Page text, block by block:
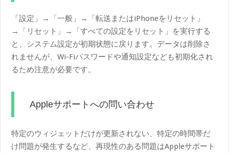
「設定」→「一般」→「転送またはiPhoneをリセット」
→「リセット」→「すべての設定をリセット」を実行する
と、システム設定が初期状態に戻ります。データは削除さ
れませんが、Wi-Fiパスワードや通知設定なども初期化され
るため注意が必要です。
Appleサポートへの問い合わせ
特定のウィジェットだけが更新されない、特定の時間帯だ
け問題が発生するなど、再現性のある問題はAppleサポート